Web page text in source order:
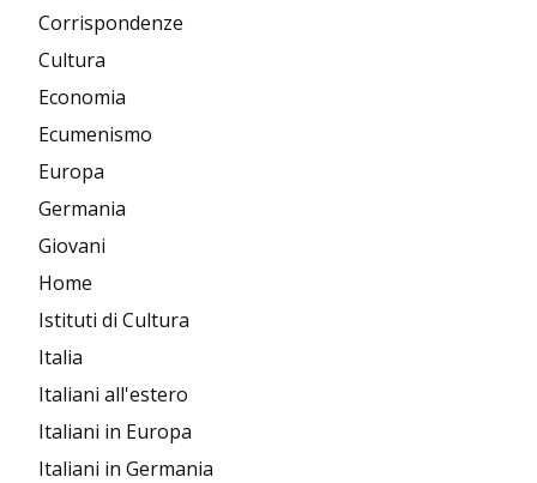
Corrispondenze
Cultura
Economia
Ecumenismo
Europa
Germania
Giovani
Home
Istituti di Cultura
Italia
Italiani all'estero
Italiani in Europa
Italiani in Germania